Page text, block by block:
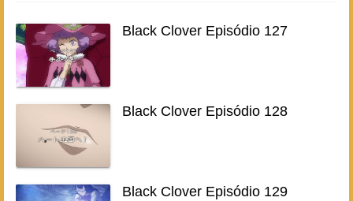
Black Clover Episódio 127
Black Clover Episódio 128
Black Clover Episódio 129